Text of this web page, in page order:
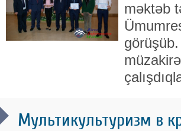
məktəb
Мультикультуризм в